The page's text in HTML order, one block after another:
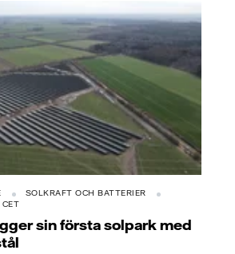
SOLKRAFT OCH BATTERIER
sin första solpark med